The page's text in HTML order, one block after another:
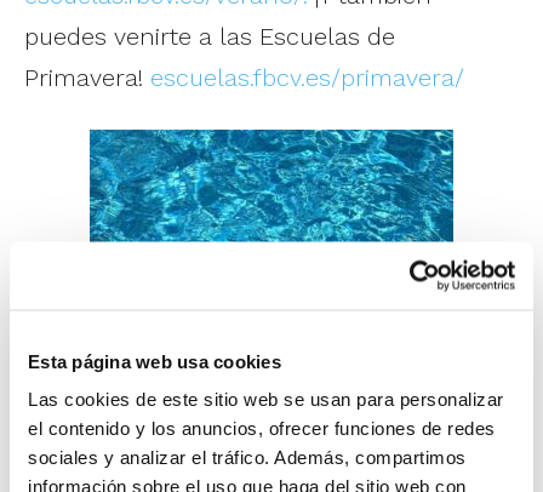
Esta página web usa cookies
Las cookies de este sitio web se usan para personalizar
el contenido y los anuncios, ofrecer funciones de redes
sociales y analizar el tráfico. Además, compartimos
información sobre el uso que haga del sitio web con
puedes venirte a las Escuelas de
Primavera! escuelas.fbcv.es/primavera/